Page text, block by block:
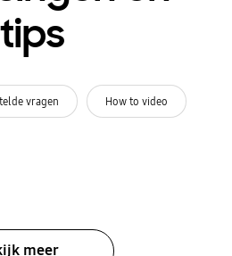
tips
vragen How to video
meer